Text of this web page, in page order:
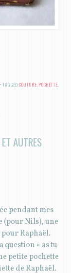
TAGGED COUTURE, POCHETTE,
AUTRES
pendant mes
(pour Nils), une
Raphaël.
question « as tu
petite pochette
de Raphaël.